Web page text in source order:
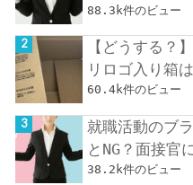
88.3k件のビュー
【どうする？
リロゴ入り箱
60.4k件のビュー
就職活動のブ
とNG？面接官
38.2k件のビュー